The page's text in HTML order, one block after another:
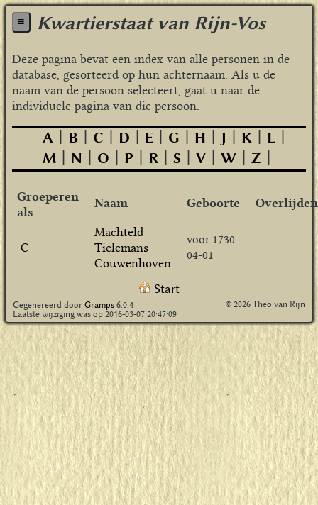
≡ Kwartierstaat van Rijn-Vos
Deze pagina bevat een index van alle personen in de
database, gesorteerd op hun achternaam. Als u de
naam van de persoon selecteert, gaat u naar de
individuele pagina van die persoon.
A B C D E G H J K
L
M
N O P R S V W Z
Groeperen
als
Naam Geboorte Overlijden
C
Machteld
Tielemans
Couwenhoven
voor 1730-
04-01
Start
Gegenereerd door Gramps 6.0.4
Laatste wijziging was op 2016-03-07 20:47:09
© 2026 Theo van Rijn